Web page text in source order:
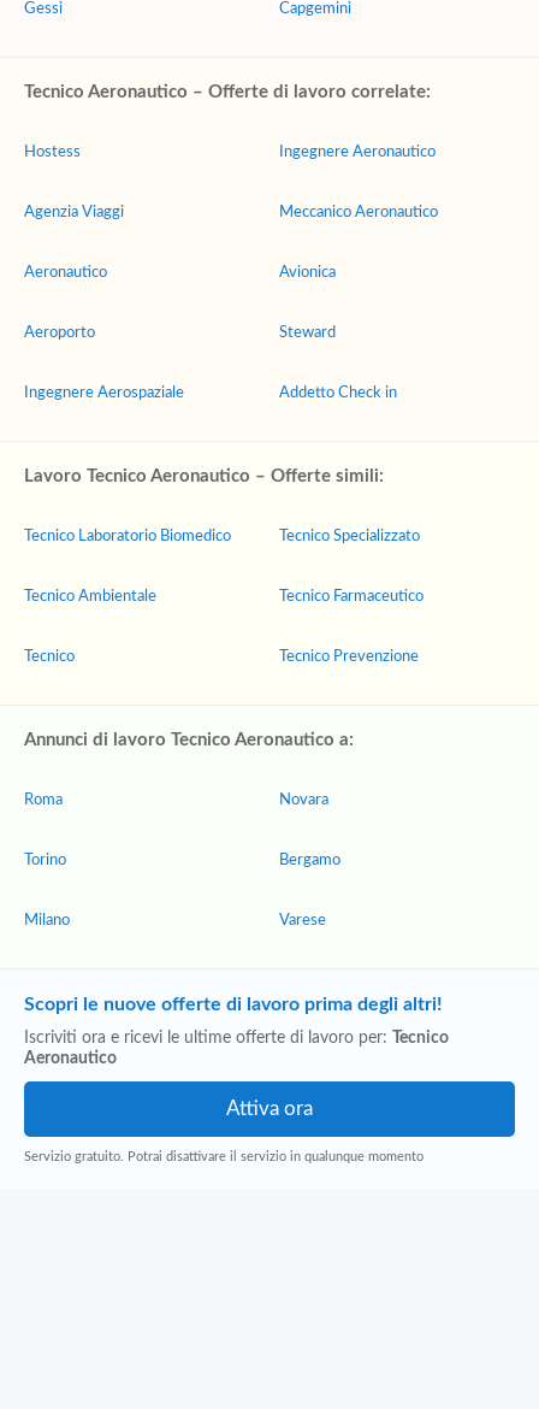
Gessi Capgemini
Tecnico Aeronautico – Offerte di lavoro correlate:
Hostess
Agenzia Viaggi
Aeronautico
Aeroporto
Ingegnere Aerospaziale
Ingegnere Aeronautico
Meccanico Aeronautico
Avionica
Steward
Addetto Check in
Lavoro Tecnico Aeronautico – Offerte simili:
Tecnico Laboratorio Biomedico
Tecnico Ambientale
Tecnico
Tecnico Specializzato
Tecnico Farmaceutico
Tecnico Prevenzione
Annunci di lavoro Tecnico Aeronautico a:
Roma
Torino
Milano
Novara
Bergamo
Varese
Scopri le nuove offerte di lavoro prima degli altri!
Iscriviti ora e ricevi le ultime offerte di lavoro per:
Tecnico
Aeronautico
Servizio gratuito. Potrai disattivare il servizio in qualunque momento